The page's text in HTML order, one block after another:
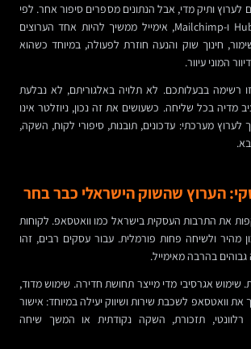
לערוץ ותיק מדי, אבל הנתונים מספרים סיפור אחר. לפי
דוחות שוק של HubSpot ו-Mailchimp, אימייל ממשיך להיות אחד הערוצים
חינוך שוק והנעה חוזרת לפעולה, במיוחד כשהוא
המוני עיוור.
זו רשימה בבעלותכם. לא תלויה באלגוריתם, לא נבלעת
מדיה בכל שליחה. כשעושים את זה נכון, ניוזלטר אינו
לערוץ מערכתי: עדכונים, תובנות, סיפורי לקוח, השקה,
את התרבות העסקית בישראל כמו וואטסאפ. לקוחות
מהיר ולשיחה פחות פורמלית. עבור עסקים רבים, זהו
בהרבה מאימייל.
שימוש אגרסיבי מדי מייצר תחושת חדירה. שימוש מדוד,
את וואטסאפ לשכבת שירות ושיווק יעילה במיוחד: אישור
רלוונטי, תזכורת, השקה נקודתית או המשך שיחה